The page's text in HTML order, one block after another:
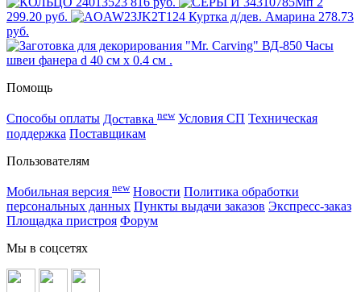
299.20 руб.
278.73
руб.
Помощь
Способы оплаты Доставка new Условия СП Техническая
поддержка Поставщикам
Пользователям
Мобильная версия new Новости Политика обработки
персональных данных Пункты выдачи заказов Экспресс-заказ
Площадка пристроя Форум
Мы в соцсетях